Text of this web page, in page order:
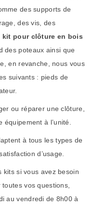
des supports de
des vis, des
kit pour clôture en bois
des poteaux ainsi que
en revanche, nous vous
suivants : pieds de
ou réparer une clôture,
à l’unité.
à tous les types de
d’usage.
kits si vous avez besoin
vos questions,
au vendredi de 8h00 à